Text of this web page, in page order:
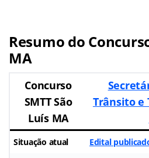
Resumo do
MA
Concurso
SMTT São
Luís MA
Trânsito e
Situação atual Edital